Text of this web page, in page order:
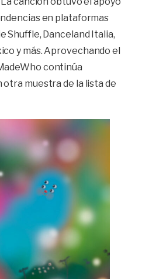
en plataformas
Shuffle, Danceland Italia,
y más. Aprovechando el
continúa
muestra de la lista de